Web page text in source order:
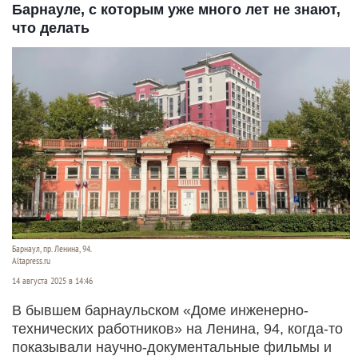
Барнауле, с которым уже много лет не знают,
что делать
Барнаул, пр. Ленина, 94.
Altapress.ru
14 августа 2025 в 14:46
В бывшем барнаульском «Доме инженерно-
технических работников» на Ленина, 94, когда-то
показывали научно-документальные фильмы и